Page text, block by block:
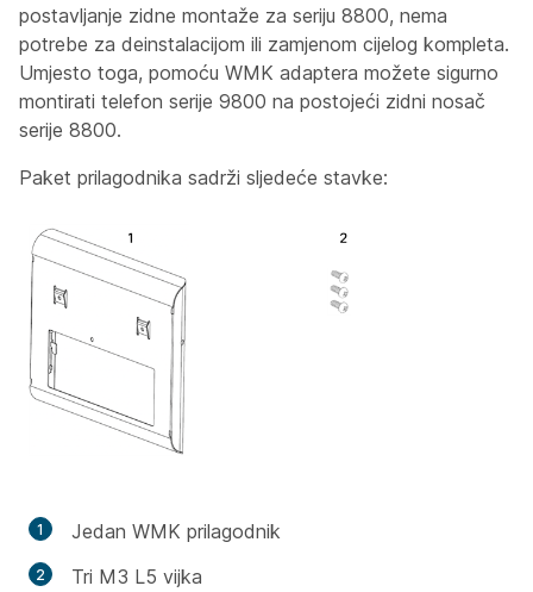
postavljanje zidne montaže za seriju 8800, nema
potrebe za deinstalacijom ili zamjenom cijelog kompleta.
Umjesto toga, pomoću WMK adaptera možete sigurno
montirati telefon serije 9800 na postojeći zidni nosač
serije 8800.
Paket prilagodnika sadrži sljedeće stavke:
Jedan WMK prilagodnik
Tri M3 L5 vijka